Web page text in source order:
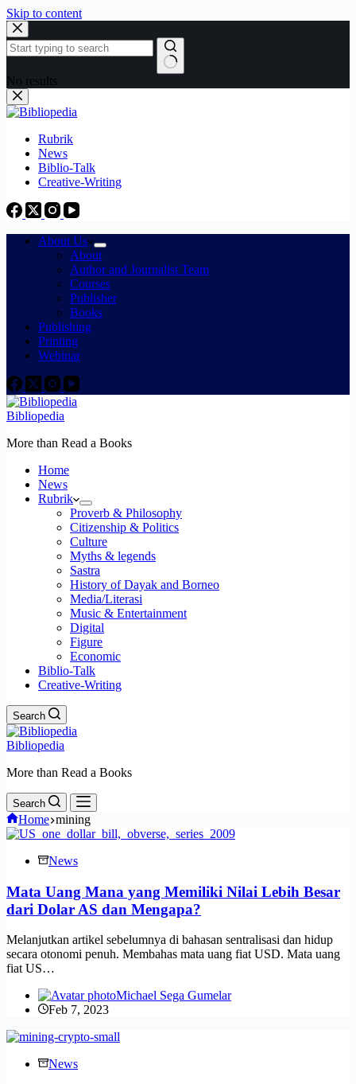
Skip to content
No results
Rubrik
News
Biblio-Talk
Creative-Writing
About Us
About
Author and Journalist Team
Courses
Publisher
Books
Publishing
Printing
Webinar
Bibliopedia
More than Read a Books
Home
News
Rubrik
Proverb & Philosophy
Citizenship & Politics
Culture
Myths & legends
Sastra
History of Dayak and Borneo
Media/Literasi
Music & Entertainment
Digital
Figure
Economic
Biblio-Talk
Creative-Writing
Search
Bibliopedia
More than Read a Books
Search
Home mining
News
Mata Uang Mana yang Memiliki Nilai Lebih Besar
dari Dolar AS dan Mengapa?
Melanjutkan artikel sebelumnya di bahasan sentralisasi dan hidup
secara otonomi penuh. Membahas mata uang fiat USD. Mata uang
fiat US…
Michael Sega Gumelar
Feb 7, 2023
News